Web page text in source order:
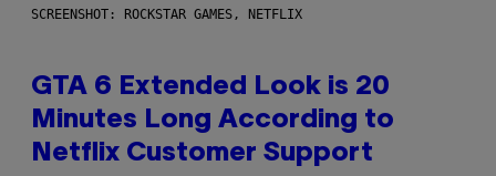
SCREENSHOT: ROCKSTAR GAMES, NETFLIX
GTA 6 Extended Look is 20
Minutes Long According to
Netflix Customer Support